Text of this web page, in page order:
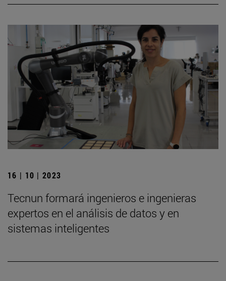
16 | 10 | 2023
Tecnun formará ingenieros e ingenieras
expertos en el análisis de datos y en
sistemas inteligentes